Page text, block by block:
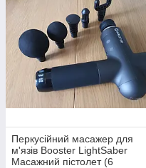
Перкусійний масажер для
м'язів Booster LightSaber
Масажний пістолет (6